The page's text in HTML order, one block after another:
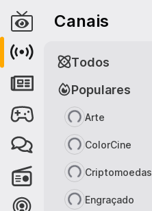
Canais
Populares
Arte
ColorCine
Criptomoedas
Engraçado
Todos